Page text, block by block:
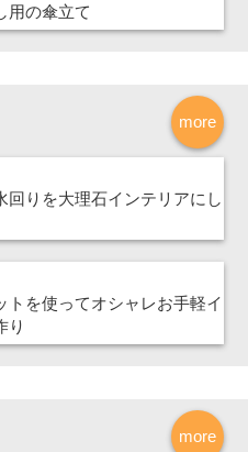
用の傘立て
more
回りを大理石インテリアにし
トを使ってオシャレお手軽イ
り
more